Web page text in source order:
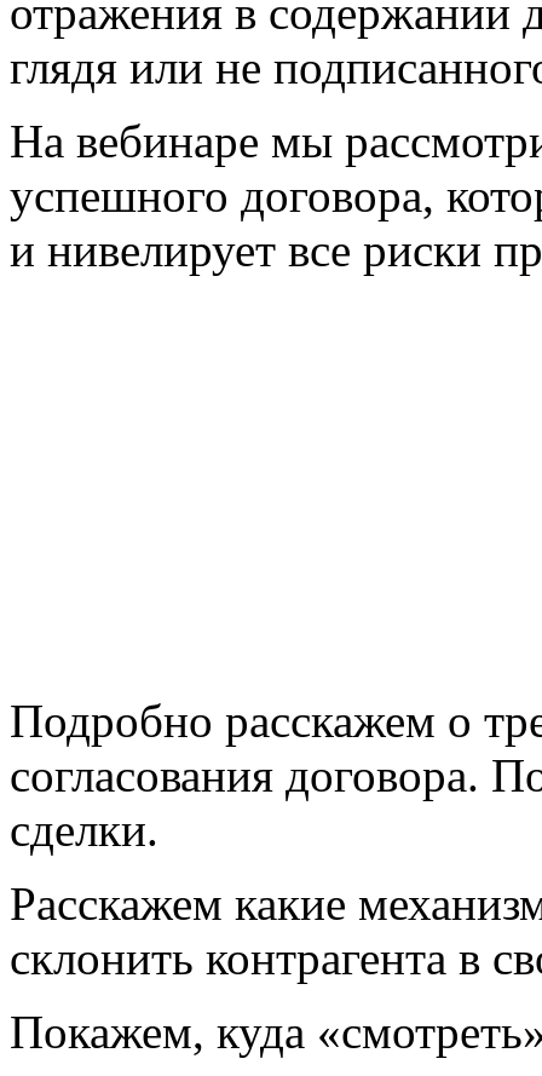
отражения в содержании
глядя или не
На вебинаре мы
успешного договора,
и нивелирует все риски
Подробно расскажем о
согласования договора.
сделки.
Расскажем какие
склонить контрагента в
Покажем, куда